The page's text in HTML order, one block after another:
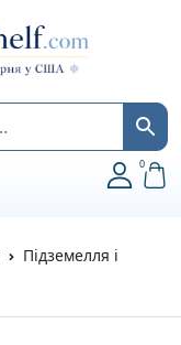
0
Підземелля і